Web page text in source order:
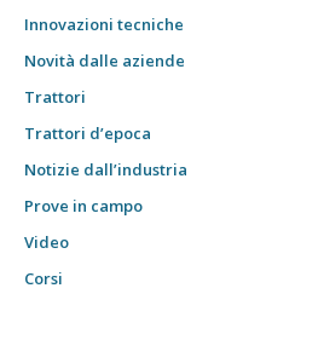
Innovazioni tecniche
Novità dalle aziende
Trattori
Trattori d’epoca
Notizie dall’industria
Prove in campo
Video
Corsi